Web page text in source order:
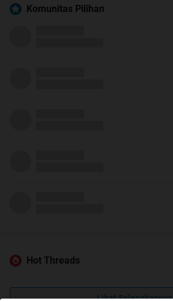
Komunitas Pilihan
Hot Threads
Lihat Selengkapnya